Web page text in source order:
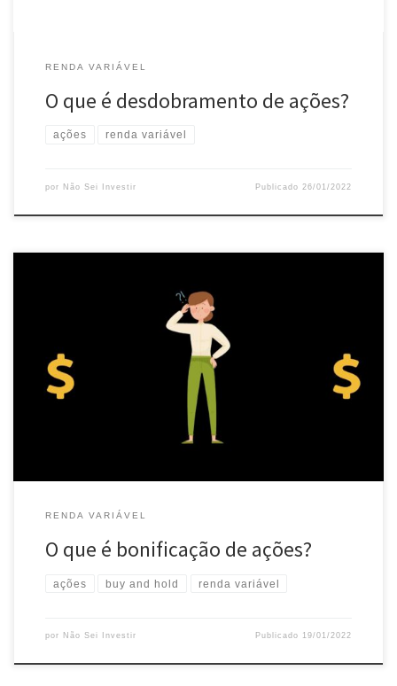
RENDA VARIÁVEL
O que é desdobramento de ações?
ações renda variável
por Não Sei Investir Publicado 26/01/2022
Você já ouviu falar de bonificação de ações? Sabe como
funciona? Vamos ver um pouco sobre isso neste artigo.
Bonificação de ações A bonificação de ações é um evento no
qual a empresa distribui ações, de forma gratuita, a seus
acionistas. A distribuição de ações ocorre de modo proporcional
RENDA VARIÁVEL
O que é bonificação de ações?
ações buy and hold renda variável
por Não Sei Investir Publicado 19/01/2022